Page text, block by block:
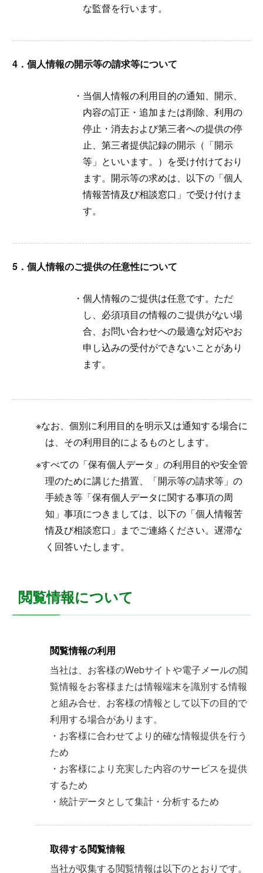
な監督を行います。
4．個人情報の開示等の請求等について
当個人情報の利用目的の通知、開示、
内容の訂正・追加または削除、利用の
停止・消去および第三者への提供の停
止、第三者提供記録の開示（「開示
等」といいます。）を受け付けており
ます。開示等の求めは、以下の「個人
情報苦情及び相談窓口」で受け付けま
す。
5．個人情報のご提供の任意性について
個人情報のご提供は任意です。ただ
し、必須項目の情報のご提供がない場
合、お問い合わせへの最適な対応やお
申し込みの受付ができないことがあり
ます。
なお、個別に利用目的を明示又は通知する場合に
は、その利用目的によるものとします。
すべての「保有個人データ」の利用目的や安全管
理のために講じた措置、「開示等の請求等」の
手続き等「保有個人データに関する事項の周
知」事項につきましては、以下の「個人情報苦
情及び相談窓口」までご連絡ください。遅滞な
く回答いたします。
閲覧情報について
閲覧情報の利用
当社は、お客様のWebサイトや電子メールの閲
覧情報をお客様または情報端末を識別する情報
と組み合せ、お客様の情報として以下の目的で
利用する場合があります。
・お客様に合わせてより的確な情報提供を行う
ため
・お客様により充実した内容のサービスを提供
するため
・統計データとして集計・分析するため
取得する閲覧情報
当社が収集する閲覧情報は以下のとおりです。